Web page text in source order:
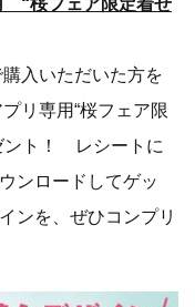
入いただいた方を
リ専用“桜フェア限
ント！ レシートに
ンロードしてゲッ
ンを、ぜひコンプリ